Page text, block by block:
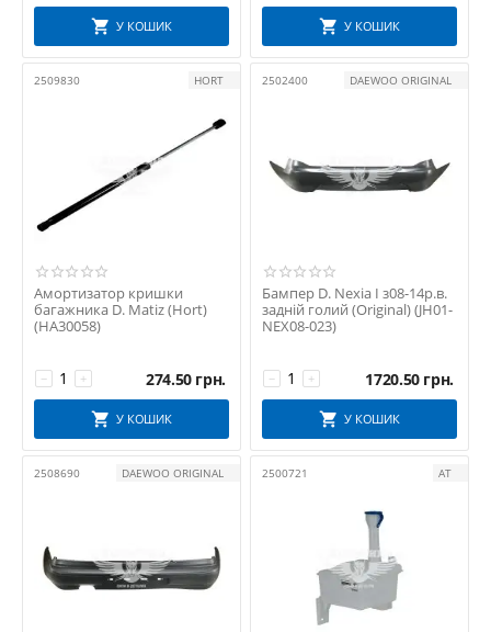
Технопласт
ТРІАЛ-Спорт
ТУРЦІЯ
У КОШИК У КОШИК
2509830 HORT
Амортизатор кришки
багажника D. Matiz (Hort)
(HA30058)
+
− 274.50 грн.
У КОШИК
2502400 DAEWOO ORIGINAL
Бампер D. Nexia I з08-14р.в.
задній голий (Original) (JH01-
NEX08-023)
+
− 1720.50 грн.
У КОШИК
2508690 DAEWOO ORIGINAL 2500721 АТ